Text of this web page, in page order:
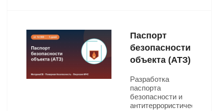
Паспорт
безопасности
объекта (АТЗ)
Разработка
паспорта
безопасности и
антитеррористической